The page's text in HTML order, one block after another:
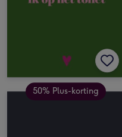
50% Plus-korting